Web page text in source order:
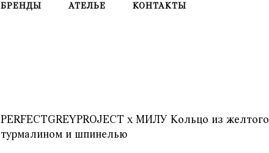
БРЕНДЫ АТЕЛЬЕ КОНТАКТЫ
PERFECTGREYPROJECT x МИЛУ Кольцо из
турмалином и шпинелью